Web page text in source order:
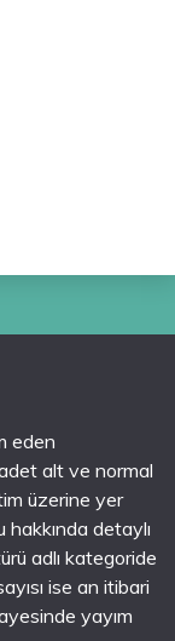
eden
alt ve normal
üzerine yer
detaylı
adlı kategoride
ise an itibari
yayım